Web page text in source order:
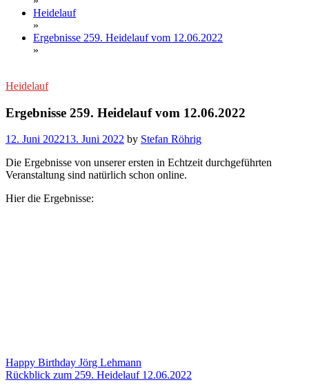
Heidelauf
»
Ergebnisse 259. Heidelauf vom 12.06.2022
»
Heidelauf
Ergebnisse 259. Heidelauf vom 12.06.2022
12. Juni 202213. Juni 2022 by Stefan Röhrig
Die Ergebnisse von unserer ersten in Echtzeit durchgeführten
Veranstaltung sind natürlich schon online.
Hier die Ergebnisse:
Beitragsnavigation
Happy Birthday Jörg Lehmann
Rückblick zum 259. Heidelauf 12.06.2022